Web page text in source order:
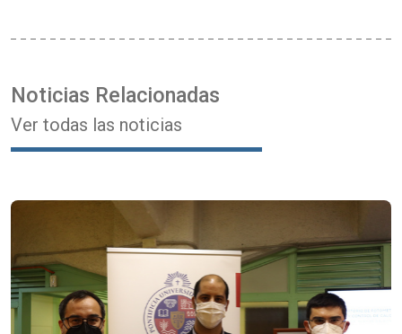
Noticias Relacionadas
Ver todas las noticias